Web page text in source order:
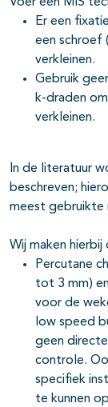
Er een
een schroef
verkleinen.
Gebruik
k-draden
verkleinen.
In de literatuur
beschreven;
meest gebruikte
Wij maken hierbij
Percutane
tot 3 mm)
voor de
low speed
geen
controle.
specifiek
te kunnen